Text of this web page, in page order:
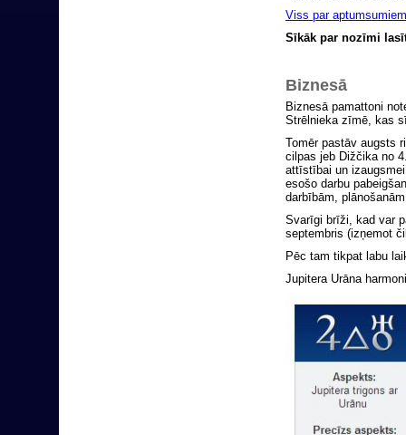
Viss par
Sīkāk par nozīmi
Biznesā
Biznesā pamattoni
Strēlnieka zīmē, kas
Tomēr pastāv augsts
cilpas jeb Dižčika no
attīstībai un
esošo darbu
darbībām,
Svarīgi brīži, kad var
septembris (izņemot
Pēc tam tikpat labu
Jupitera Urāna